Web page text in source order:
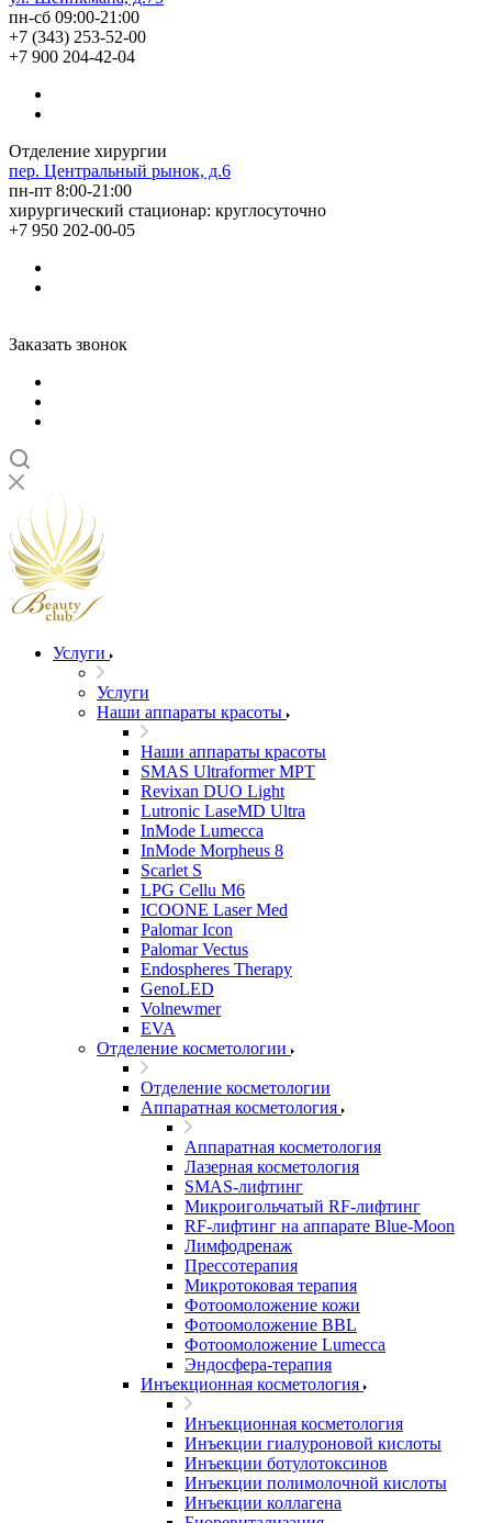
пн-сб 09:00-21:00
+7 (343) 253-52-00
+7 900 204-42-04
Отделение хирургии
пер. Центральный рынок, д.6
пн-пт 8:00-21:00
хирургический стационар: круглосуточно
+7 950 202-00-05
Заказать звонок
Услуги
Услуги
Наши аппараты красоты
Наши аппараты красоты
SMAS Ultraformer MPT
Revixan DUO Light
Lutronic LaseMD Ultra
InMode Lumecca
InMode Morpheus 8
Scarlet S
LPG Cellu M6
ICOONE Laser Med
Palomar Icon
Palomar Vectus
Endospheres Therapy
GenoLED
Volnewmer
EVA
Отделение косметологии
Отделение косметологии
Аппаратная косметология
Аппаратная косметология
Лазерная косметология
SMAS-лифтинг
Микроигольчатый RF-лифтинг
RF-лифтинг на аппарате Blue-Moon
Лимфодренаж
Прессотерапия
Микротоковая терапия
Фотоомоложение кожи
Фотоомоложение BBL
Фотоомоложение Lumecca
Эндосфера-терапия
Инъекционная косметология
Инъекционная косметология
Инъекции гиалуроновой кислоты
Инъекции ботулотоксинов
Инъекции полимолочной кислоты
Инъекции коллагена